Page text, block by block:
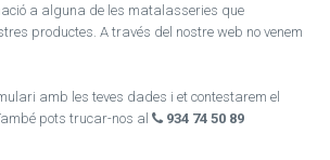
a alguna de les matalasseries que
productes. A través del nostre web no venem
amb les teves dades i et contestarem el
pots trucar-nos al
934 74 50 89